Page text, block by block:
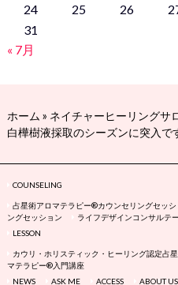
24
25 26
31
« 7月
ホーム » ネイチャーヒーリングサ
白樺樹液採取のシーズンに突入で
COUNSELING
占星術アロマテラピー®カウンセリングセッシ
ングセッション
ライフデザインコンサルテ
LESSON
カウリ・ホリスティック・ヒーリング認定占
マテラピー®入門講座
NEWS
ASK ME ACCESS ABOUT US